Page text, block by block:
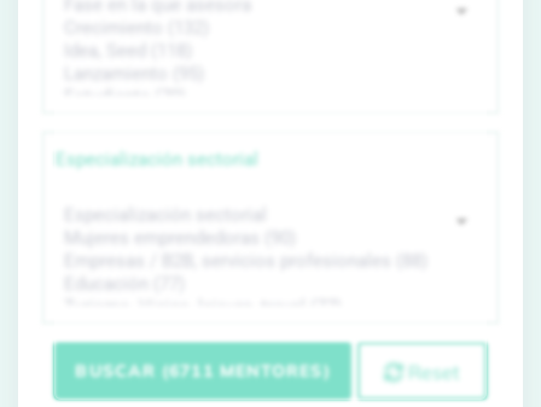
Especialización sectorial
BUSCAR (6711 MENTORES) Reset